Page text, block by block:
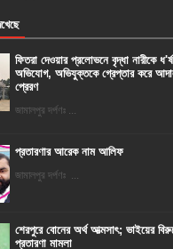
ফিতরা দেওয়ার প্রলোভনে বৃদ্ধা নারীকে
অভিযোগ, অভিযুক্তকে গ্রেপ্তার করে
প্রেরণ
জামালপুর দর্পণঃ ...
প্রতারণার আরেক নাম আলিফ
জামালপুর দর্পণঃ ...
শেরপুরে বোনের অর্থ আত্মসাৎ; ভাইয়ের
প্রতারণা মামলা